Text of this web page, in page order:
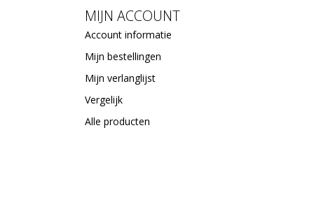
MIJN ACCOUNT
Account informatie
Mijn bestellingen
Mijn verlanglijst
Vergelijk
Alle producten